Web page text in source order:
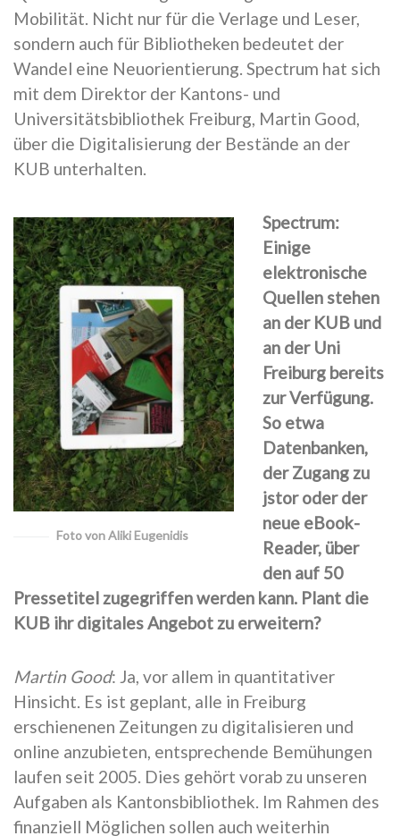
Mobilität. Nicht nur für die Verlage und Leser,
sondern auch für Bibliotheken bedeutet der
Wandel eine Neuorientierung. Spectrum hat sich
mit dem Direktor der Kantons- und
Universitätsbibliothek Freiburg, Martin Good,
über die Digitalisierung der Bestände an der
KUB unterhalten.
Foto von Aliki Eugenidis
Spectrum:
Einige
elektronische
Quellen stehen
an der KUB und
an der Uni
Freiburg bereits
zur Verfügung.
So etwa
Datenbanken,
der Zugang zu
jstor oder der
neue eBook-
Reader, über
den auf 50
Pressetitel zugegriffen werden kann. Plant die
KUB ihr digitales Angebot zu erweitern?
Martin Good: Ja, vor allem in quantitativer
Hinsicht. Es ist geplant, alle in Freiburg
erschienenen Zeitungen zu digitalisieren und
online anzubieten, entsprechende Bemühungen
laufen seit 2005. Dies gehört vorab zu unseren
Aufgaben als Kantonsbibliothek. Im Rahmen des
finanziell Möglichen sollen auch weiterhin